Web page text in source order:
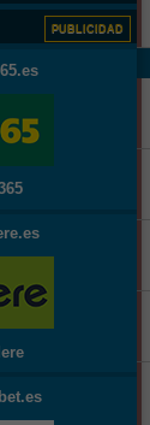
PUBLICIDAD